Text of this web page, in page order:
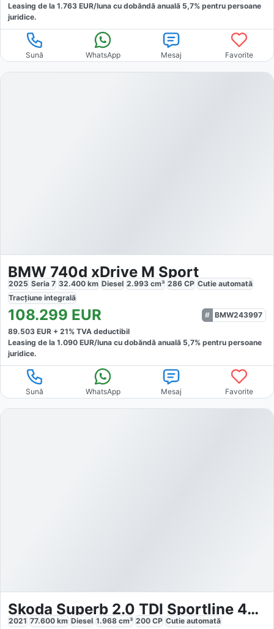
Leasing de la 1.763 EUR/luna cu dobăndă anuală 5,7% pentru persoane
juridice.
Sună WhatsApp Mesaj Favorite
BMW 740d xDrive M Sport
2025 Seria 7 32.400 km Diesel 2.993 cm³ 286 CP Cutie automată
Tracțiune integrală
108.299 EUR
BMW243997
89.503 EUR + 21% TVA deductibil
Leasing de la 1.090 EUR/luna cu dobăndă anuală 5,7% pentru persoane
juridice.
Sună WhatsApp Mesaj Favorite
Skoda Superb 2.0 TDI Sportline 4x4
2021 77.600 km Diesel 1.968 cm³ 200 CP Cutie automată